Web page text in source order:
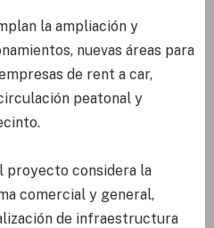
la ampliación y
nuevas áreas para
de rent a car,
peatonal y
proyecto considera la
comercial y general,
de infraestructura